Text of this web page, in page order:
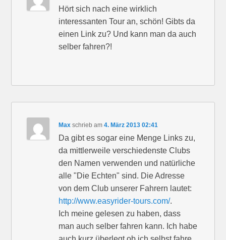
Hört sich nach eine wirklich
interessanten Tour an, schön! Gibts da
einen Link zu? Und kann man da auch
selber fahren?!
Max schrieb am4. März 2013 02:41
Da gibt es sogar eine Menge Links zu,
da mittlerweile verschiedenste Clubs
den Namen verwenden und natürliche
alle "Die Echten" sind. Die Adresse
von dem Club unserer Fahrern lautet:
http://www.easyrider-tours.com/.
Ich meine gelesen zu haben, dass
man auch selber fahren kann. Ich habe